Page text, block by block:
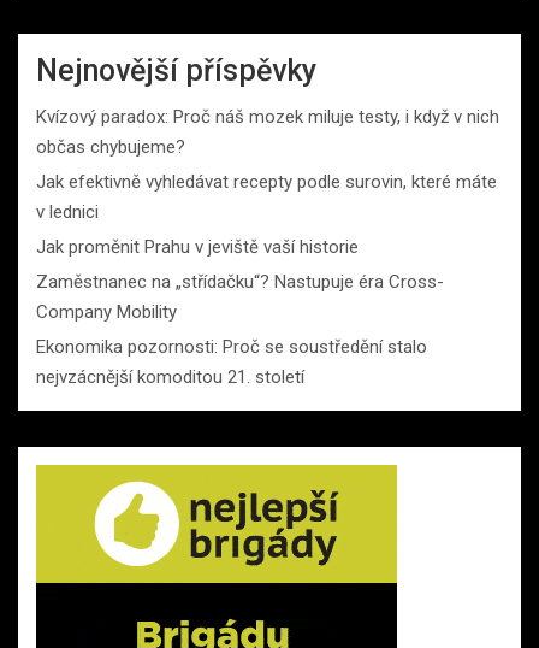
Nejnovější příspěvky
Kvízový paradox: Proč náš mozek miluje testy, i když v nich
občas chybujeme?
Jak efektivně vyhledávat recepty podle surovin, které máte
v lednici
Jak proměnit Prahu v jeviště vaší historie
Zaměstnanec na „střídačku“? Nastupuje éra Cross-
Company Mobility
Ekonomika pozornosti: Proč se soustředění stalo
nejvzácnější komoditou 21. století